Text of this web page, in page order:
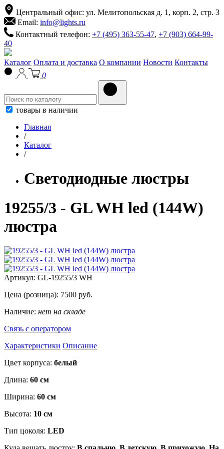
Центральный офис: ул. Мелитопольская д. 1, корп. 2, стр. 3
Email: info@lights.ru
Контактный телефон: +7 (495) 363-55-47, +7 (903) 664-99-
40
Каталог Оплата и доставка О компании Новости Контакты
0
товары в наличии
Главная
/
Каталог
/
Светодиодные люстры
19255/3 - GL WH led (144W)
люстра
Артикул: GL-19255/3 WH
Цена (розница): 7500 руб.
Наличие: нет на складе
Связь с оператором
Характеристики Описание
Цвет корпуса: белый
Длина: 60 см
Ширина: 60 см
Высота: 10 см
Тип цоколя: LED